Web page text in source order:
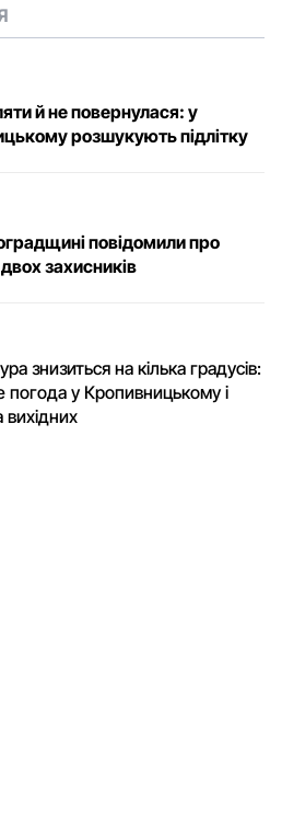
й не повернулася: у
розшукують підлітку
повідомили про
захисників
знизиться на кілька градусів:
погода у Кропивницькому і
вихідних